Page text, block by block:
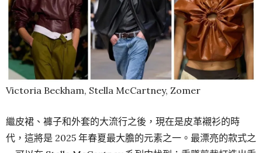
Victoriа Beckham, Stellа McCartney, Zomer
繼皮裙、褲子和外套的大流行之後，現在是皮革襯衫的時
代，這將是 2025 年春夏最大膽的元素之一。最漂亮的款式之